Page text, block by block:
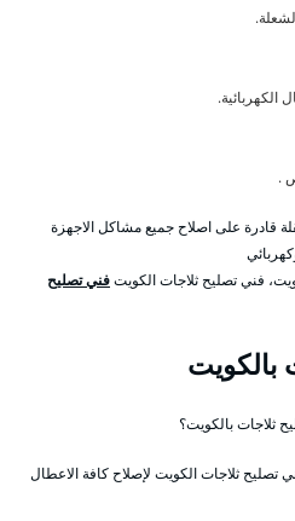
الكهربائية.
.
قادرة على اصلاح جميع مشاكل الاجهزة
فني تصليح ثلاجات الكويتفني تصليح
بالكويت
ثلاجات بالكويت؟
تصليح ثلاجات الكويت لإصلاح كافة الاعطال